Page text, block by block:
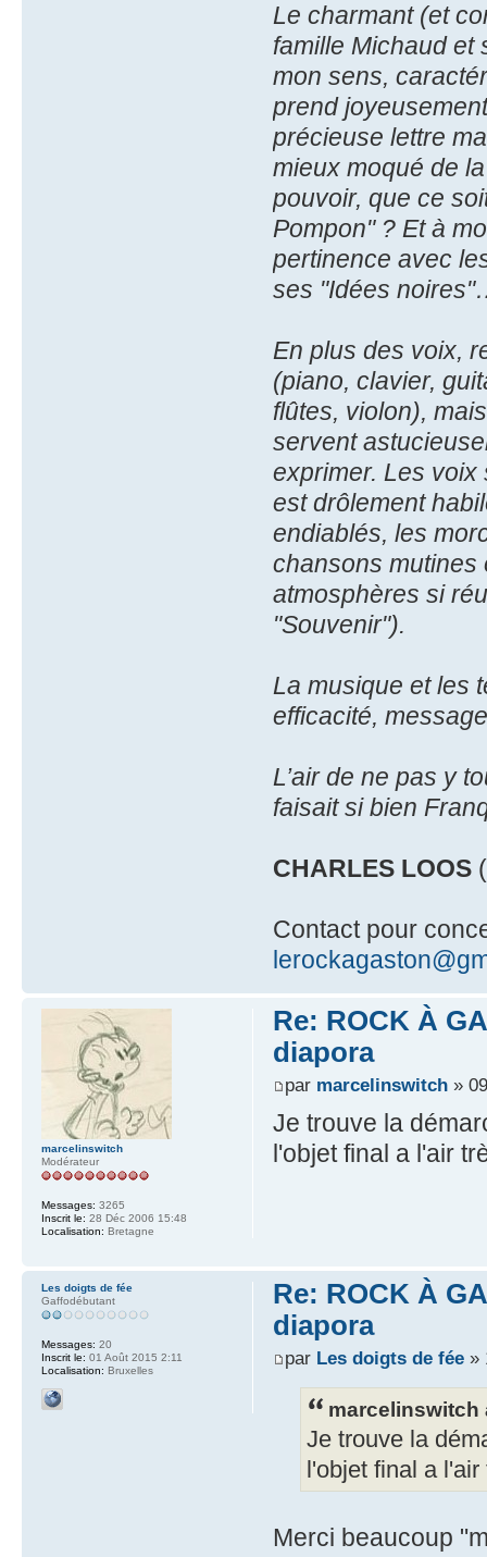
Le charmant (et
famille Michaud et
mon sens,
prend
précieuse lettre
mieux moqué de
pouvoir, que ce
Pompon" ? Et à
pertinence avec
ses "Idées
En plus des voix,
(piano, clavier,
flûtes, violon),
servent
exprimer. Les voix
est drôlement
endiablés, les
chansons mutines
atmosphères si
"Souvenir").
La musique et les
efficacité,
L’air de ne pas y
faisait si bien
CHARLES LOOS
Contact pour
Re: ROCK À
diapora
par marcelinswitch»
Je trouve la
l'objet final a l'air
marcelinswitch
Modérateur
Messages: 3265
Inscrit le: 28 Déc 2006 15:48
Localisation: Bretagne
Re: ROCK À
diapora
par Les doigts de fée»
marcelinswitch
Je trouve la
l'objet final a
Merci beaucoup
Les doigts de fée
Gaffodébutant
Messages: 20
Inscrit le: 01 Août 2015 2:11
Localisation: Bruxelles